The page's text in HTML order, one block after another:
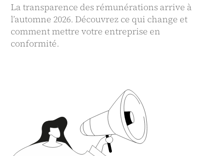
La transparence des rémunérations arrive à
l’automne 2026. Découvrez ce qui change et
comment mettre votre entreprise en
conformité.